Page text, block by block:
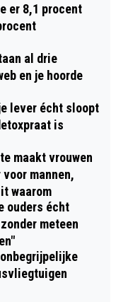
er 8,1 procent
al drie
en je hoorde
lever écht sloopt
is
maakt vrouwen
mannen,
waarom
ouders écht
meteen